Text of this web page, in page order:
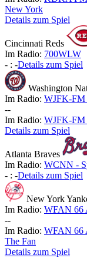
New York
Details zum Spiel
Cincinnati Reds
Im Radio: 700WLW
- : -Details zum Spiel
Washington
Im Radio: WJFK-FM
--
Im Radio: WJFK-FM
Details zum Spiel
Atlanta Braves
Im Radio: WCNN -
- : -Details zum Spiel
New York
Im Radio: WFAN 66
--
Im Radio: WFAN 66
The Fan
Details zum Spiel